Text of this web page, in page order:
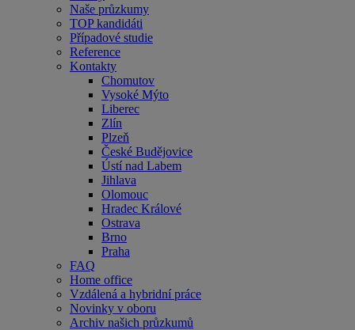
Naše průzkumy
TOP kandidáti
Případové studie
Reference
Kontakty
Chomutov
Vysoké Mýto
Liberec
Zlín
Plzeň
České Budějovice
Ústí nad Labem
Jihlava
Olomouc
Hradec Králové
Ostrava
Brno
Praha
FAQ
Home office
Vzdálená a hybridní práce
Novinky v oboru
Archiv našich průzkumů